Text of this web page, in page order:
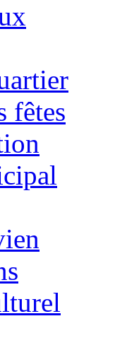
fêtes